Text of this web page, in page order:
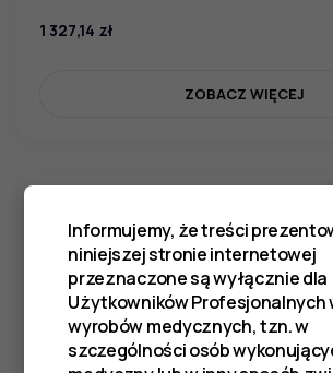
1 327,14 zł
ZOBACZ WIĘCEJ
Informujemy, że treści
niniejszej stronie internetowej
przeznaczone są wyłącznie dla
Użytkowników Profesjonalnych
wyrobów medycznych, tzn. w
szczególności osób